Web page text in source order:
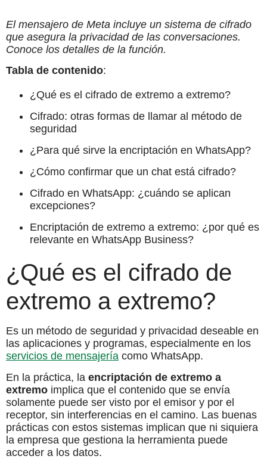
El mensajero de Meta incluye un sistema de cifrado
que asegura la privacidad de las conversaciones.
Conoce los detalles de la función.
Tabla de contenido:
¿Qué es el cifrado de extremo a extremo?
Cifrado: otras formas de llamar al método de
seguridad
¿Para qué sirve la encriptación en WhatsApp?
¿Cómo confirmar que un chat está cifrado?
Cifrado en WhatsApp: ¿cuándo se aplican
excepciones?
Encriptación de extremo a extremo: ¿por qué es
relevante en WhatsApp Business?
¿Qué es el cifrado de
extremo a extremo?
Es un método de seguridad y privacidad deseable en
las aplicaciones y programas, especialmente en los
servicios de mensajería como WhatsApp.
En la práctica, la encriptación de extremo a
extremo implica que el contenido que se envía
solamente puede ser visto por el emisor y por el
receptor, sin interferencias en el camino. Las buenas
prácticas con estos sistemas implican que ni siquiera
la empresa que gestiona la herramienta puede
acceder a los datos.